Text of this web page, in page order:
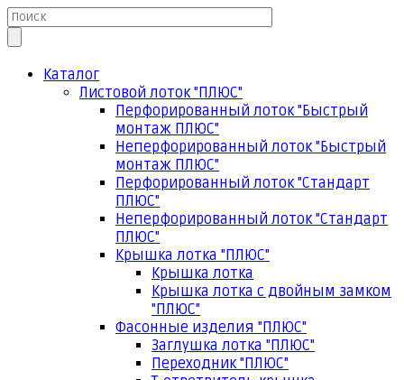
Каталог
Листовой лоток "ПЛЮС"
Перфорированный лоток "Быстрый
монтаж ПЛЮС"
Неперфорированный лоток "Быстрый
монтаж ПЛЮС"
Перфорированный лоток "Стандарт
ПЛЮС"
Неперфорированный лоток "Стандарт
ПЛЮС"
Крышка лотка "ПЛЮС"
Крышка лотка
Крышка лотка с двойным замком
"ПЛЮС"
Фасонные изделия "ПЛЮС"
Заглушка лотка "ПЛЮС"
Переходник "ПЛЮС"